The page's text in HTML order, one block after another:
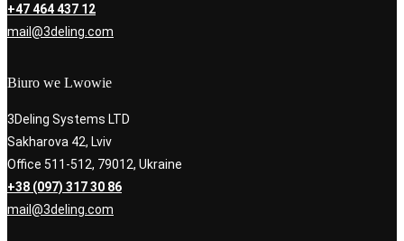
+47 464 437 12
mail@3deling.com
Biuro we Lwowie
3Deling Systems LTD
Sakharova 42, Lviv
Office 511-512, 79012, Ukraine
+38 (097) 317 30 86
mail@3deling.com